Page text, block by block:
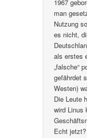
1967
man
Nutzung
es nicht,
als erstes
„falsche“
gefährdet
Westen)
Die Leute
wird Linus
Echt